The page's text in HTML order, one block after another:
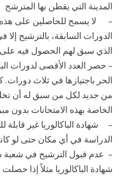
المدينة التي يقطن بها المترشح
– لا يسمح للحاصلين على
الدورات السابقة، بالترشيح
الذي سبق لهم الحصول فيه على
– حصر العدد الأقصى لدورات
الحر باجتيازها في ثلاث
من جديد لكل من سبق له أن
الخاصة بهذه الامتحانات بدون
– شهادة الباكالوريا غير قابلة
الدراسة في أي مكان حتى لو
– عدم قبول الترشيح في